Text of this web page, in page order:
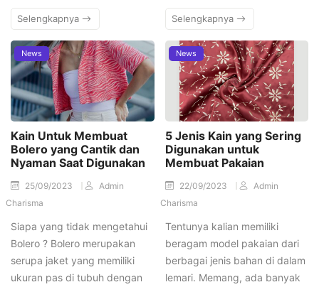
Selengkapnya Selengkapnya
News
Kain Untuk Membuat
Bolero yang Cantik dan
Nyaman Saat Digunakan
25/09/2023
Admin
Charisma
Siapa yang tidak mengetahui
Bolero ? Bolero merupakan
serupa jaket yang memiliki
ukuran pas di tubuh dengan
News
5 Jenis Kain yang Sering
Digunakan untuk
Membuat Pakaian
22/09/2023
Admin
Charisma
Tentunya kalian memiliki
beragam model pakaian dari
berbagai jenis bahan di dalam
lemari. Memang, ada banyak